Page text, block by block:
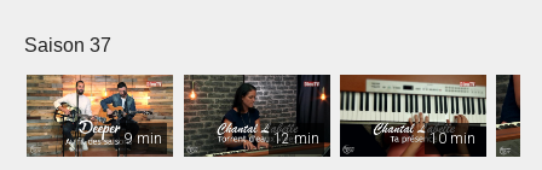
Saison 37
9 min 12 min 10 min